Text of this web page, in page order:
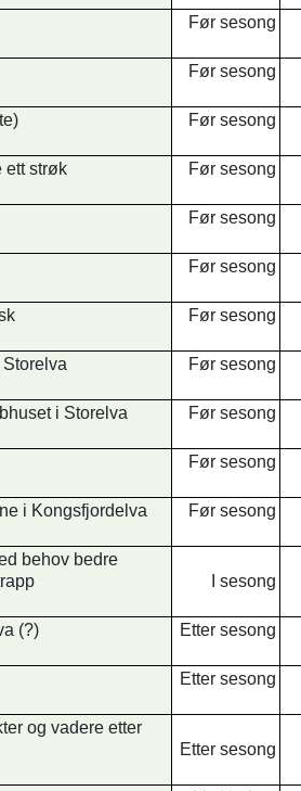
Før sesong
Før sesong
Før sesong
ett strøk Før sesong
Før sesong
Før sesong
Før sesong
Før sesong
i Storelva Før sesong
Før sesong
i Kongsfjordelva Før sesong
behov bedre
I sesong
(?) Etter sesong
Etter sesong
og vadere etter
Etter sesong